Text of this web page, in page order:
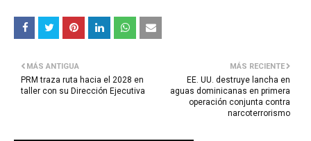
MÁS RECIENTE
EE. UU. destruye lancha en
aguas dominicanas en primera
operación conjunta contra
narcoterrorismo
MÁS ANTIGUA
PRM traza ruta hacia el 2028 en
taller con su Dirección Ejecutiva